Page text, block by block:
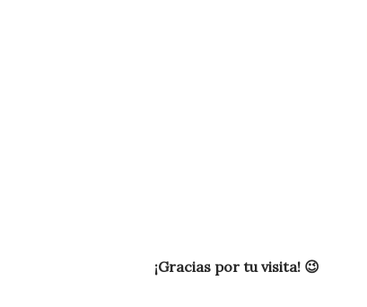
¡Gracias por tu visita! 😉